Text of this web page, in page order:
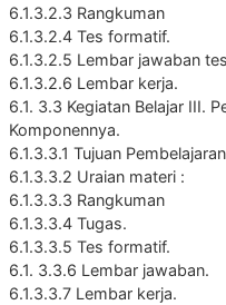
6.1.3.2.3 Rangkuman
6.1.3.2.4 Tes formatif.
6.1.3.2.5 Lembar jawaban
6.1.3.2.6 Lembar kerja.
6.1. 3.3 Kegiatan Belajar III.
Komponennya.
6.1.3.3.1 Tujuan
6.1.3.3.2 Uraian materi :
6.1.3.3.3 Rangkuman
6.1.3.3.4 Tugas.
6.1.3.3.5 Tes formatif.
6.1. 3.3.6 Lembar jawaban.
6.1.3.3.7 Lembar kerja.